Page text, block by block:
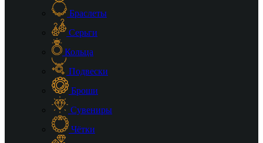
Браслеты
Серьги
Кольца
Подвески
Броши
Сувениры
Чётки